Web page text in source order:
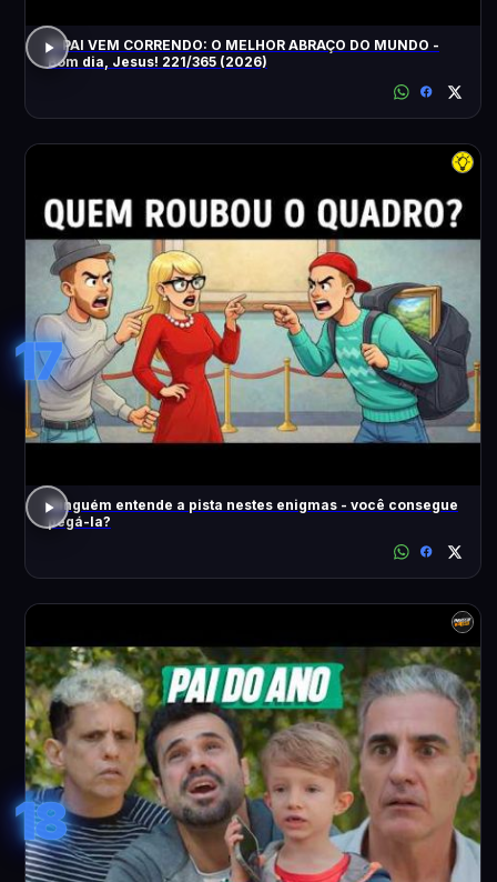
O PAI VEM CORRENDO: O MELHOR ABRAÇO DO MUNDO -
Bom dia, Jesus! 221/365 (2026)
17
Ninguém entende a pista nestes enigmas - você consegue
pegá-la?
18